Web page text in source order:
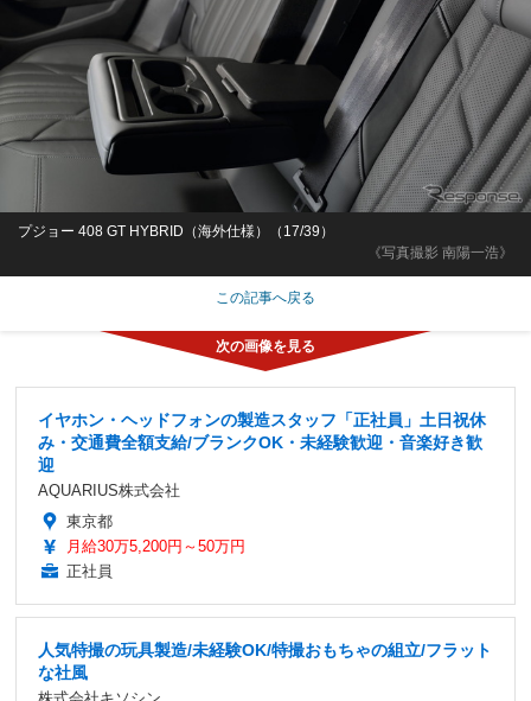
《写真撮影 南陽一浩》
プジョー 408 GT HYBRID（海外仕様）（17/39）
この記事へ戻る
イヤホン・ヘッドフォンの製造スタッフ「正社員」土日祝休
み・交通費全額支給/ブランクOK・未経験歓迎・音楽好き歓
迎
AQUARIUS株式会社
東京都
月給30万5,200円～50万円
正社員
人気特撮の玩具製造/未経験OK/特撮おもちゃの組立/フラット
な社風